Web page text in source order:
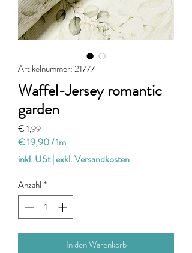
Artikelnummer: 21777
Waffel-Jersey romantic
garden
€ 1,99Preis
€ 19,90/1m
€ 19,90
pro
1
Meter
inkl. USt|exkl. Versandkosten
Anzahl *
In den Warenkorb